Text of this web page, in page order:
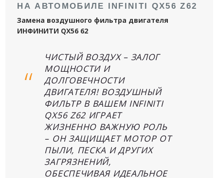
НА АВТОМОБИЛЕ INFINITI QX56 Z62
Замена воздушного фильтра двигателя
ИНФИНИТИ QX56 62
ЧИСТЫЙ ВОЗДУХ – ЗАЛОГ
МОЩНОСТИ И
ДОЛГОВЕЧНОСТИ
ДВИГАТЕЛЯ! ВОЗДУШНЫЙ
ФИЛЬТР В ВАШЕМ INFINITI
QX56 Z62 ИГРАЕТ
ЖИЗНЕННО ВАЖНУЮ РОЛЬ
– ОН ЗАЩИЩАЕТ МОТОР ОТ
ПЫЛИ, ПЕСКА И ДРУГИХ
ЗАГРЯЗНЕНИЙ,
ОБЕСПЕЧИВАЯ ИДЕАЛЬНОЕ